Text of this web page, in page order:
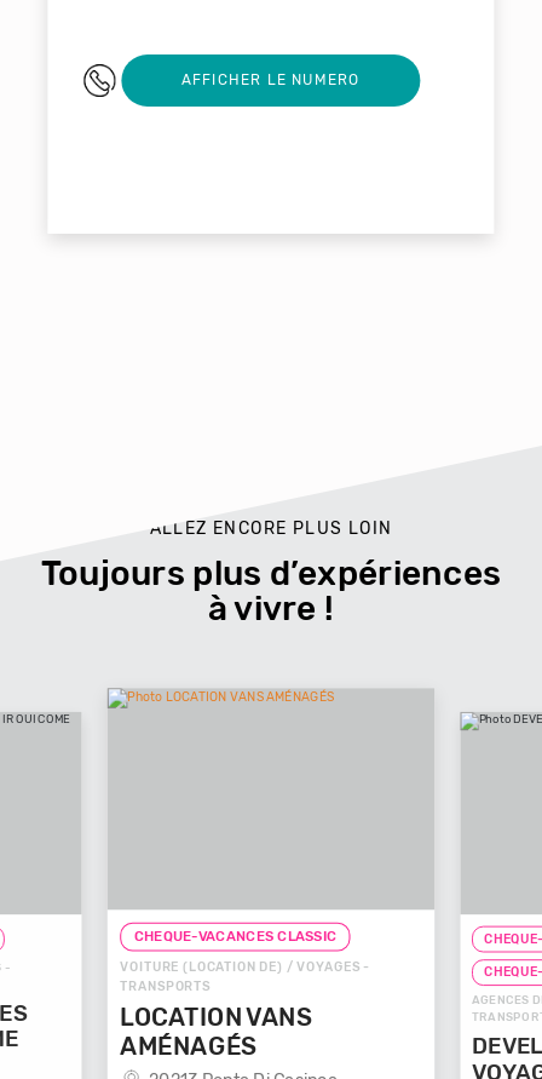
0384486727
AFFICHER LE NUMERO
ALLEZ ENCORE PLUS LOIN
Toujours plus d’expériences
à vivre !
-
CHEQUE-VACANCES CLASSIC
VOITURE (LOCATION DE) / VOYAGES -
TRANSPORTS
LOCATION VANS
AMÉNAGÉS
AGENCES